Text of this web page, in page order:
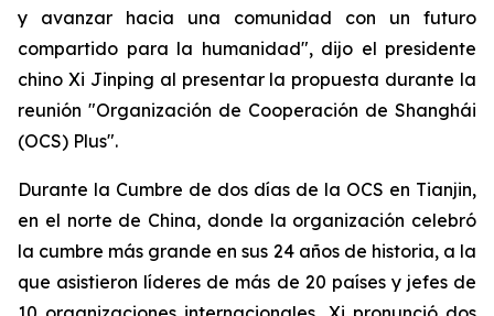
y avanzar hacia una comunidad con un futuro
compartido para la humanidad", dijo el presidente
chino Xi Jinping al presentar la propuesta durante la
reunión "Organización de Cooperación de Shanghái
(OCS) Plus".
Durante la Cumbre de dos días de la OCS en Tianjin,
en el norte de China, donde la organización celebró
la cumbre más grande en sus 24 años de historia, a la
que asistieron líderes de más de 20 países y jefes de